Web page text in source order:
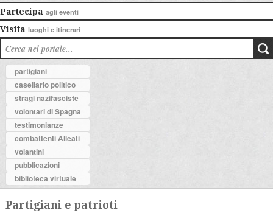
Partecipa agli eventi
Visita luoghi e itinerari
partigiani
casellario politico
stragi nazifasciste
volontari di Spagna
testimonianze
combattenti Alleati
volantini
pubblicazioni
biblioteca virtuale
Partigiani e patrioti